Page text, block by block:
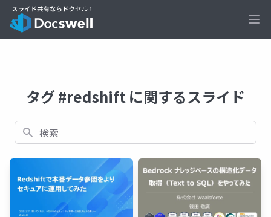
タグ #redshift に関するスライド
検索